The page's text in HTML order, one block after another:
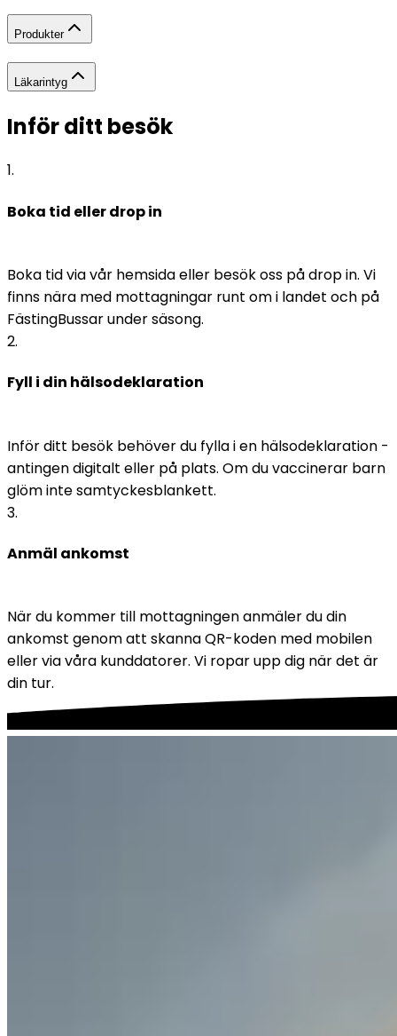
Produkter
Läkarintyg
Inför ditt besök
1.
Boka tid eller drop in
Boka tid via vår hemsida eller besök oss på drop in. Vi
finns nära med mottagningar runt om i landet och på
FästingBussar under säsong.
2.
Fyll i din hälsodeklaration
Inför ditt besök behöver du fylla i en hälsodeklaration -
antingen digitalt eller på plats. Om du vaccinerar barn
glöm inte samtyckesblankett.
3.
Anmäl ankomst
När du kommer till mottagningen anmäler du din
ankomst genom att skanna QR-koden med mobilen
eller via våra kunddatorer. Vi ropar upp dig när det är
din tur.